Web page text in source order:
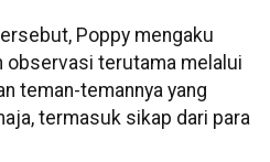
Poppy mengaku
observasi terutama melalui
teman-temannya yang
termasuk sikap dari para